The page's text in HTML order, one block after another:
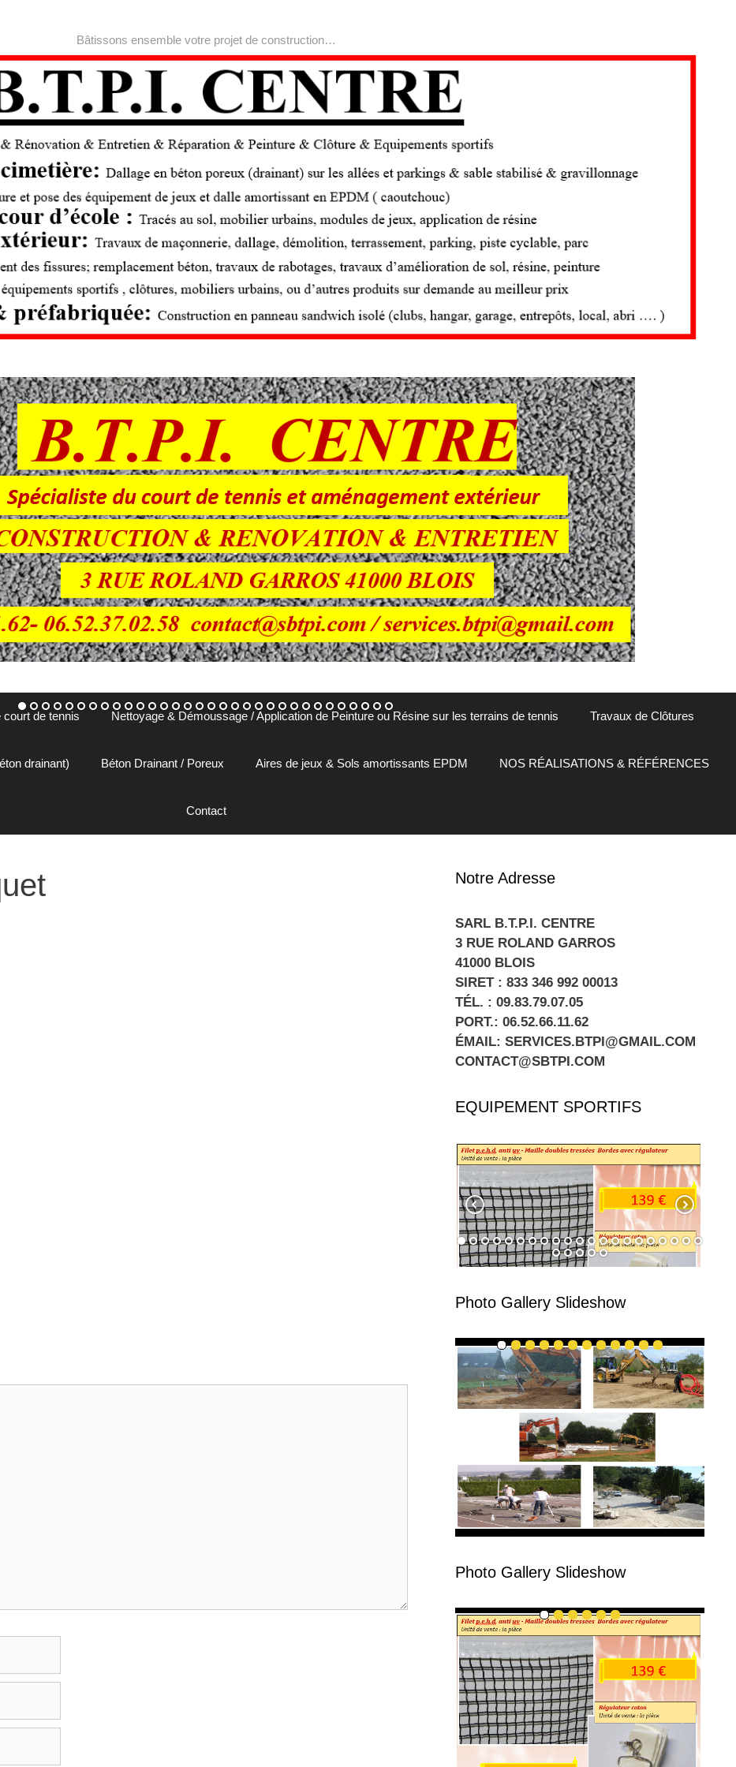
Bâtissons ensemble votre projet de construction…
de tennis Nettoyage & Démoussage / Application de Peinture ou Résine sur les terrains de tennis Travaux de Clôtures
drainant) Béton Drainant / Poreux Aires de jeux & Sols amortissants EPDM NOS RÉALISATIONS & RÉFÉRENCES
Contact
Notre Adresse
SARL B.T.P.I. CENTRE
3 RUE ROLAND GARROS
41000 BLOIS
SIRET : 833 346 992 00013
TÉL. : 09.83.79.07.05
PORT.: 06.52.66.11.62
ÉMAIL: SERVICES.BTPI@GMAIL.COM
CONTACT@SBTPI.COM
EQUIPEMENT SPORTIFS
Photo Gallery Slideshow
Photo Gallery Slideshow